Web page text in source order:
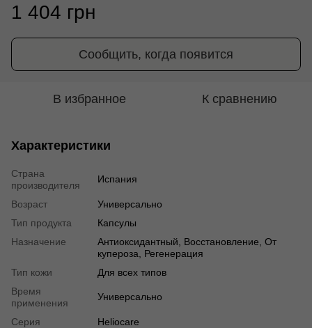
1 404 грн
Сообщить, когда появится
В избранное К сравнению
Характеристики
Страна
производителя
Испания
Возраст
Универсально
Тип продукта
Капсулы
Назначение
Антиоксидантный, Восстановление, От
купероза, Регенерация
Тип кожи
Для всех типов
Время
применения
Универсально
Cерия Heliocare